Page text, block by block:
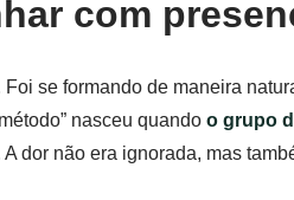
com
se formando de maneira
nasceu quando o grupo
A dor não era ignorada, mas